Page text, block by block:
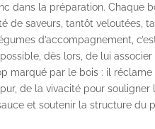
dans la préparation. Chaque
de saveurs, tantôt veloutées,
d’accompagnement,
dès lors, de lui associer
marqué par le bois : il réclame
de la vivacité pour souligner
et soutenir la structure du